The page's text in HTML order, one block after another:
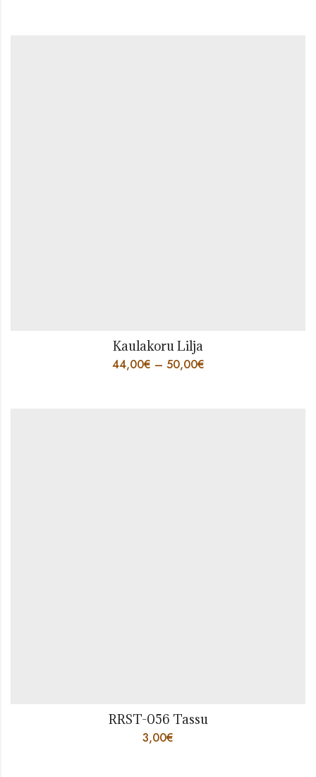
Kaulakoru Lilja
44,00€ – 50,00€
RRST-056 Tassu
3,00€